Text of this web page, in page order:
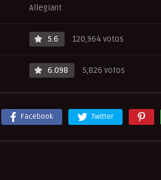
Allegiant
5.6 120,964 votos
6.098 5,826 votos
Facebook Twitter